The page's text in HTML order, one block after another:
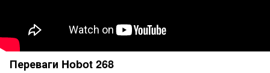
Переваги Hobot 268